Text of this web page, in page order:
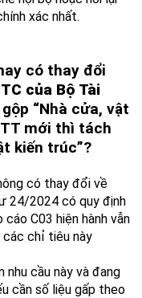
xác nhất.
có thay đổi
của Bộ Tài
“Nhà cửa, vật
mới thì tách
kiến trúc”?
có thay đổi về
24/2024 có quy định
C03 hiện hành vẫn
chỉ tiêu này
nhu cầu này và đang
cần số liệu gấp theo